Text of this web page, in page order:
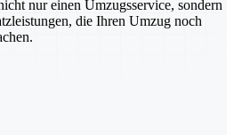
nur einen Umzugsservice, sondern
die Ihren Umzug noch